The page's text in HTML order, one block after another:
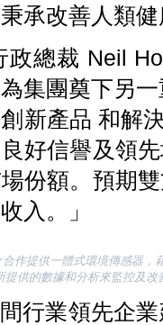
承改善人類
政總裁 Neil
集團奠下另
新產品 和解
好信譽及領
份額。預期
入。」
作提供一體式環境傳感器
供的數據和分析來監控及改
行業領先企